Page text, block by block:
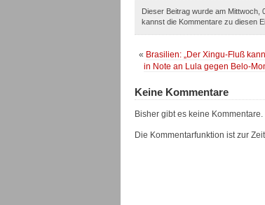
Dieser Beitrag wurde am Mittwoch,
kannst die Kommentare zu diesen
« Brasilien: „Der Xingu-Fluß
in Note an Lula gegen Belo-
Keine Kommentare
Bisher gibt es keine Kommentare.
Die Kommentarfunktion ist zur